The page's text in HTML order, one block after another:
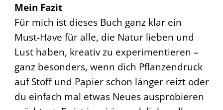
Mein Fazit
Für mich ist dieses Buch ganz klar ein
Must-Have für alle, die Natur lieben und
Lust haben, kreativ zu experimentieren –
ganz besonders, wenn dich Pflanzendruck
auf Stoff und Papier schon länger reizt oder
du einfach mal etwas Neues ausprobieren